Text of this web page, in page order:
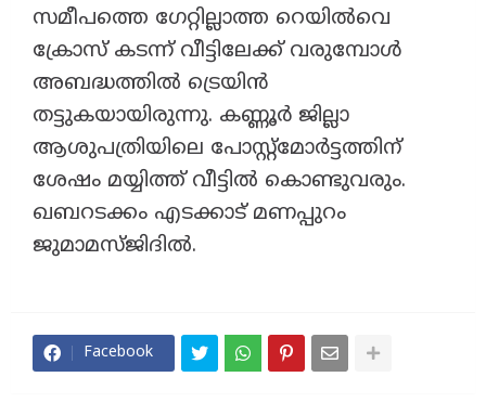
സമീപത്തെ ഗേറ്റില്ലാത്ത റെയിൽവെ
ക്രോസ് കടന്ന് വീട്ടിലേക്ക് വരുമ്പോൾ
അബദ്ധത്തിൽ ട്രെയിൻ
തട്ടുകയായിരുന്നു. കണ്ണൂർ ജില്ലാ
ആശുപത്രിയിലെ പോസ്റ്റ്മോർട്ടത്തിന്
ശേഷം മയ്യിത്ത് വീട്ടിൽ കൊണ്ടുവരും.
ഖബറടക്കം എടക്കാട് മണപ്പുറം
ജുമാമസ്ജിദിൽ.
Facebook